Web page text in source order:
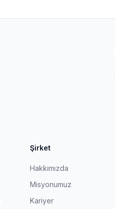
Şirket
Hakkımızda
Misyonumuz
Kariyer